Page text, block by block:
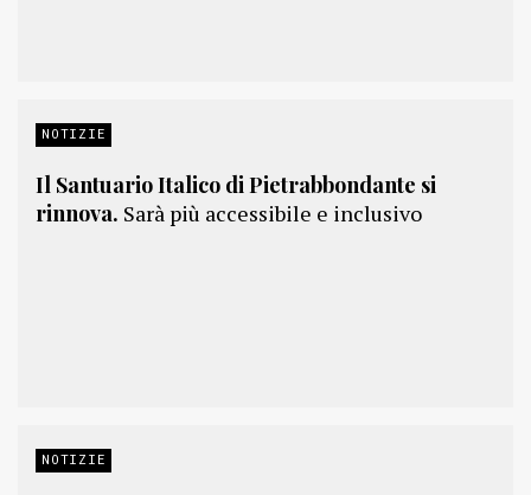
NOTIZIE
Il Santuario Italico di Pietrabbondante si
rinnova. Sarà più accessibile e inclusivo
NOTIZIE